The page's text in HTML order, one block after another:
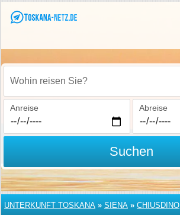
Wohin reisen Sie?
Anreise Abreise
Suchen
UNTERKUNFT TOSKANA » SIENA » CHIUSDINO